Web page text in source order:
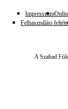
Impresszum
Felhasználási
A Szabad